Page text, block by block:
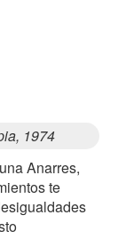
1974
Anarres,
te